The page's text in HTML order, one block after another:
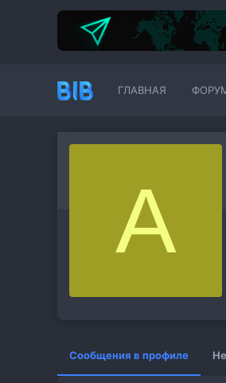
ГЛАВНАЯ
A
Сообщения в профиле